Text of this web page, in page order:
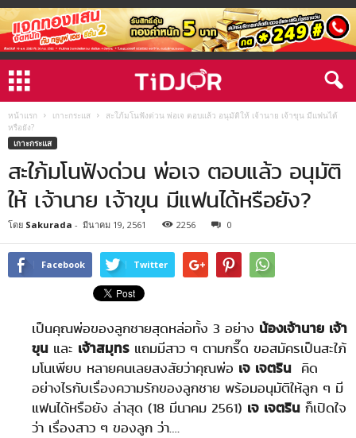
หน้าแรก เกาะกระแส
สะใภ้มโนฟังด่วน พ่อเจ ตอบแล้ว อนุมัติให้ เจ้านาย เจ้าขุน มีแฟนได้
หรือยัง?
เกาะกระแส
สะใภ้มโนฟังด่วน พ่อเจ ตอบแล้ว อนุมัติ
ให้ เจ้านาย เจ้าขุน มีแฟนได้หรือยัง?
โดย Sakurada - มีนาคม 19, 2561 2256 0
Facebook Twitter
เป็นคุณพ่อของลูกชายสุดหล่อทั้ง 3 อย่าง น้องเจ้านาย เจ้า
ขุน และ เจ้าสมุทร แถมมีสาว ๆ ตามกรี๊ด ขอสมัครเป็นสะใภ้
มโนเพียบ หลายคนเลยสงสัยว่าคุณพ่อ เจ เจตริน คิด
อย่างไรกับเรื่องความรักของลูกชาย พร้อมอนุมัติให้ลูก ๆ มี
แฟนได้หรือยัง ล่าสุด (18 มีนาคม 2561) เจ เจตริน ก็เปิดใจ
ว่า เรื่องสาว ๆ ของลูก ว่า….